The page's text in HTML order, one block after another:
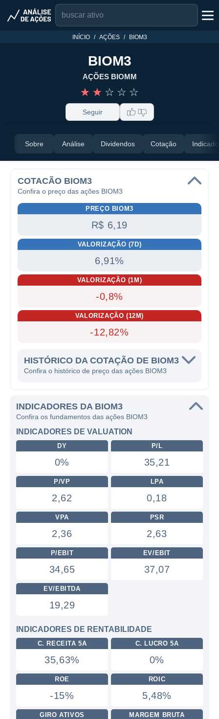
INÍCIO AÇÕES BIOM3
BIOM3
AÇÕES BIOMM
☆ ☆ ☆ ☆ ☆
Seguir
Sobre Análise Dividendos Cotação
COTACÃO BIOM3
Confira o preço das ações BIOM3
PREÇO BIOM3
R$ 6,19
VALORIZAÇÃO (7D)
6,91%
VALORIZAÇÃO (1M)
-0,8%
VALORIZAÇÃO (12M)
-12,82%
HISTÓRICO DA COTAÇÃO DE BIOM3
Confira o histórico de preço das ações BIOM3
INDICADORES DA BIOM3
Confira os fundamentos das ações BIOM3
INDICADORES DE VALUATION
DY
0%
P/L
35,21
P/VP
2,62
LPA
0,18
VPA
2,36
PSR
2,63
P/EBIT
34,65
EV/EBIT
37,07
EV/EBITDA
19,29
INDICADORES DE RENTABILIDADE
C. RECEITA 5A
35,63%
C. LUCRO 5A
0%
ROE
-15%
ROIC
5,48%
GIRO ATIVOS MARGEM BRUTA